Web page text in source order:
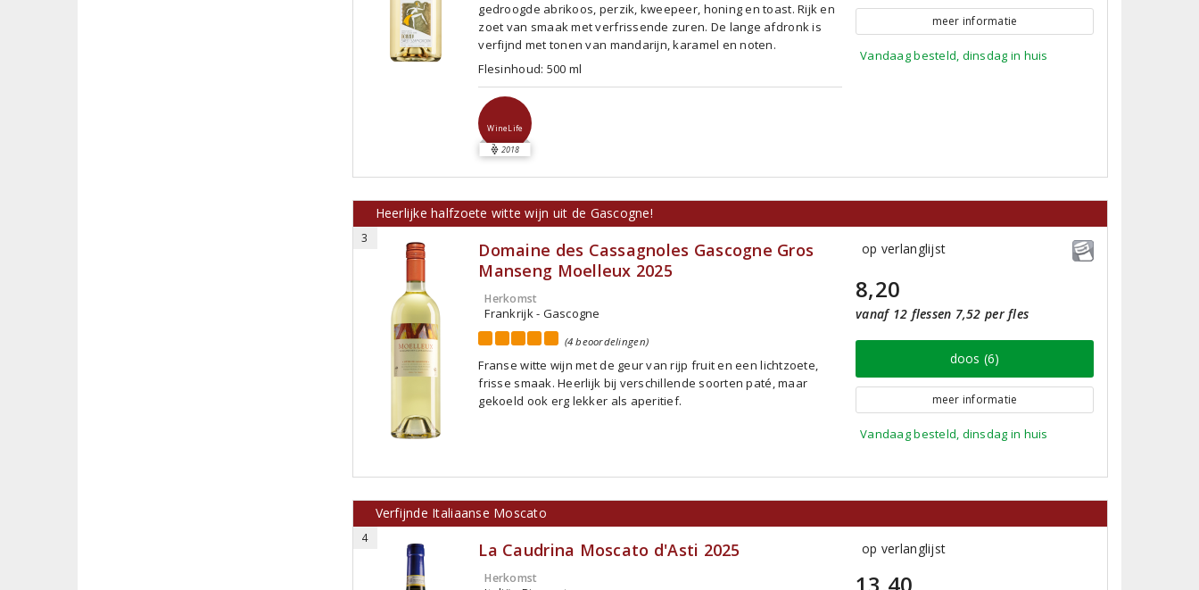
gedroogde abrikoos, perzik, kweepeer, honing en toast. Rijk en
zoet van smaak met verfrissende zuren. De lange afdronk is
verfijnd met tonen van mandarijn, karamel en noten.
Flesinhoud: 500 ml
WineLife
2018
meer informatie
Vandaag besteld, dinsdag in huis
Heerlijke halfzoete witte wijn uit de Gascogne!
3
Domaine des Cassagnoles Gascogne Gros
Manseng Moelleux 2025
Herkomst
Frankrijk - Gascogne
(4 beoordelingen)
Franse witte wijn met de geur van rijp fruit en een lichtzoete,
frisse smaak. Heerlijk bij verschillende soorten paté, maar
gekoeld ook erg lekker als aperitief.
op verlanglijst
8,20
vanaf 12 flessen 7,52 per fles
doos (6)
meer informatie
Vandaag besteld, dinsdag in huis
Verfijnde Italiaanse Moscato
4
La Caudrina Moscato d'Asti 2025
Herkomst
op verlanglijst